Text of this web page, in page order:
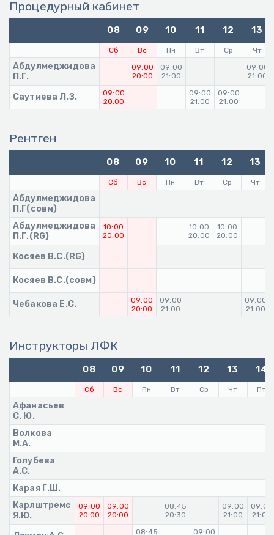
Процедурный кабинет
08 09 10 11 12 13
Сб Вс Пн Вт Ср Чт
Абдулмеджидова
П.Г.
09:00
20:00
09:00
21:00
09:00
21:00
Саутиева Л.З.
09:00
20:00
09:00
21:00
09:00
21:00
Рентген
08 09 10 11 12 13
Сб Вс Пн Вт Ср Чт
Абдулмеджидова
П.Г(совм)
Абдулмеджидова
П.Г.(RG)
10:00
20:00
10:00
20:00
10:00
20:00
Косяев В.С.(RG)
Косяев В.С.(совм)
Чебакова Е.С.
09:00
20:00
09:00
21:00
09:00
21:00
Инструкторы ЛФК
08 09 10 11 12 13 14
Сб Вс Пн Вт Ср Чт Пт
Афанасьев
С. Ю.
Волкова
М.А.
Голубева
А.С.
Карая Г.Ш.
Карлштремс
Я.Ю.
09:00
20:00
09:00
20:00
08:45
20:30
09:00
21:00
09:00
21:00
08:45 09:00